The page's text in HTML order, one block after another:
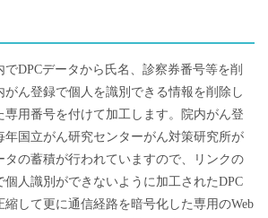
DPCデータから氏名、診察券番号等を削
がん登録で個人を識別できる情報を削除し
専用番号を付けて加工します。院内がん登
年国立がん研究センターがん対策研究所が
タの蓄積が行われていますので、リンクの
個人識別ができないように加工されたDPC
して更に通信経路を暗号化した専用のWeb